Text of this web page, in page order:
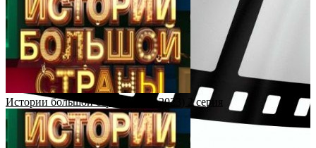
Истории большой страны (шоу 2023) 2 серия